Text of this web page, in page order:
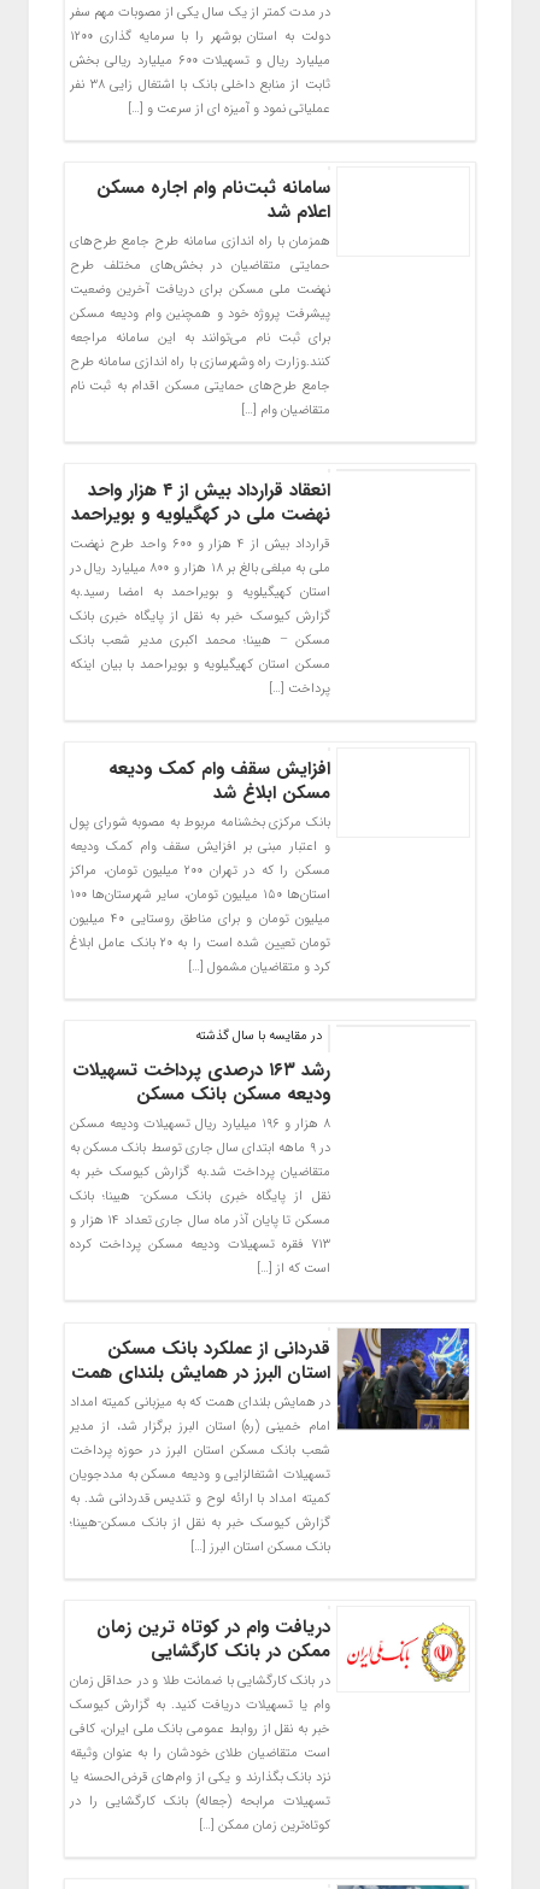
در مدت کمتر از یک سال یکی از مصوبات مهم سفر
دولت به استان بوشهر را با سرمایه گذاری ۱۲۰۰
میلیارد ریال و تسهیلات ۶۰۰ میلیارد ریالی بخش
ثابت از منابع داخلی بانک با اشتغال زایی ۳۸ نفر
عملیاتی نمود و آمیزه ای از سرعت و […]
سامانه ثبت‌نام وام اجاره مسکن
اعلام شد
همزمان با راه اندازی سامانه طرح جامع طرح‌های
حمایتی متقاضیان در بخش‌های مختلف طرح
نهضت ملی مسکن برای دریافت آخرین وضعیت
پیشرفت پروژه خود و همچنین وام ودیعه مسکن
برای ثبت نام می‌توانند به این سامانه مراجعه
کنند.وزارت راه وشهرسازی با راه اندازی سامانه طرح
جامع طرح‌های حمایتی مسکن اقدام به ثبت نام
متقاضیان وام […]
انعقاد قرارداد بیش از ۴ هزار واحد
نهضت ملی در کهگیلویه و بویراحمد
قرارداد بیش از ۴ هزار و ۶۰۰ واحد طرح نهضت
ملی به مبلغی بالغ بر ۱۸ هزار و ۸۰۰ میلیارد ریال در
استان کهیگیلویه و بویراحمد به امضا رسید.به
گزارش کیوسک خبر به نقل از پایگاه خبری بانک
مسکن – هیبنا؛ محمد اکبری مدیر شعب بانک
مسکن استان کهیگیلویه و بویراحمد با بیان اینکه
پرداخت […]
افزایش سقف وام کمک ودیعه
مسکن ابلاغ شد
بانک مرکزی بخشنامه مربوط به مصوبه شورای پول
و اعتبار مبنی بر افزایش سقف وام کمک ودیعه
مسکن را که در تهران ۲۰۰ میلیون تومان، مراکز
استان‌ها ۱۵۰ میلیون تومان، سایر شهرستان‌ها ۱۰۰
میلیون تومان و برای مناطق روستایی ۴۰ میلیون
تومان تعیین شده است را به ۲۰ بانک عامل ابلاغ
کرد و متقاضیان مشمول […]
در مقایسه با سال گذشته
رشد ۱۶۳ درصدی پرداخت تسهیلات
ودیعه مسکن بانک مسکن
۸ هزار و ۱۹۶ میلیارد ریال تسهیلات ودیعه مسکن
در ۹ ماهه ابتدای سال جاری توسط بانک مسکن به
متقاضیان پرداخت شد.به گزارش کیوسک خبر به
نقل از پایگاه خبری بانک مسکن- هیبنا؛ بانک
مسکن تا پایان آذر ماه سال جاری تعداد ۱۴ هزار و
۷۱۳ فقره تسهیلات ودیعه مسکن پرداخت کرده
است که از […]
قدردانی از عملکرد بانک مسکن
استان البرز در همایش بلندای همت
در همایش بلندای همت که به میزبانی کمیته امداد
امام خمینی (ره) استان البرز برگزار شد، از مدیر
شعب بانک مسکن استان البرز در حوزه پرداخت
تسهیلات اشتغالزایی و ودیعه مسکن به مددجویان
کمیته امداد با ارائه لوح و تندیس قدردانی شد. به
گزارش کیوسک خبر به نقل از بانک مسکن-هیبنا؛
بانک مسکن استان البرز […]
دریافت وام در کوتاه ترین زمان
ممکن در بانک کارگشایی
در بانک کارگشایی با ضمانت طلا و در حداقل زمان
وام یا تسهیلات دریافت کنید. به گزارش کیوسک
خبر به نقل از روابط عمومی بانک ملی ایران، کافی
است متقاضیان طلای خودشان را به عنوان وثیقه
نزد بانک بگذارند و یکی از وام‌های قرض‌الحسنه یا
تسهیلات مرابحه (جعاله) بانک کارگشایی را در
کوتاه‌ترین زمان ممکن […]